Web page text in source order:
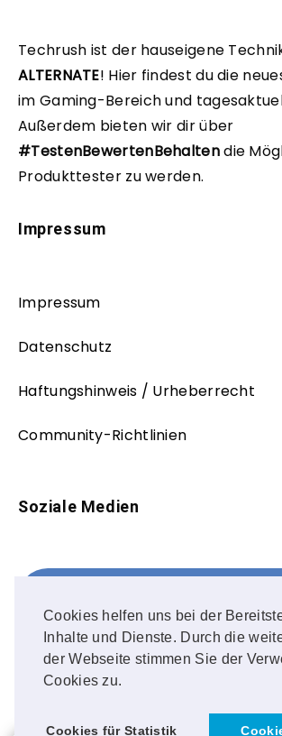
Cookies helfen uns bei der
Inhalte und Dienste. Durch die
der Webseite stimmen Sie der
Cookies zu.
Cookies für Statistik
Techrush ist der hauseigene
ALTERNATE! Hier findest du die
im Gaming-Bereich und
Außerdem bieten wir dir über
#TestenBewertenBehaltendie
Produkttester zu werden.
Impressum
Impressum
Datenschutz
Haftungshinweis / Urheberrecht
Community-Richtlinien
Soziale Medien
FOLLOW ME!
Instagram
OUR PHOTOS!